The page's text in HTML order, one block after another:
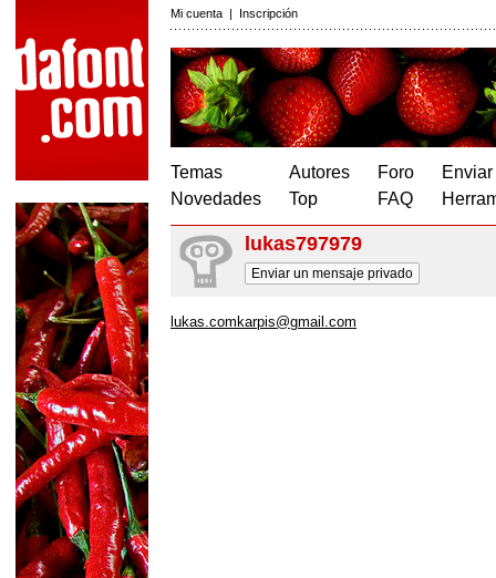
Mi cuenta | Inscripción
Temas
Novedades
Autores
Top
Foro
FAQ
lukas797979
Enviar un mensaje privado
lukas.comkarpis@gmail.com